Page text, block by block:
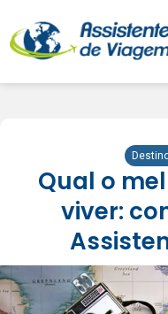
Qual o
viver: